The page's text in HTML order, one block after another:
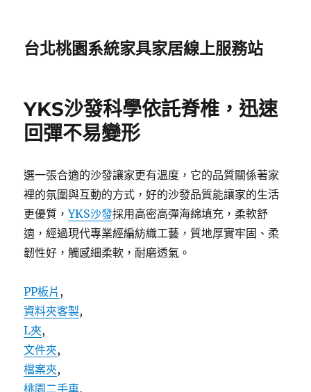
台北桃園系統家具家居線上服務站
YKS沙發科學依託脊椎，迅速
回彈不易變形
選一張合適的沙發讓家更有溫度，它的品質關係著家
裡的氛圍與互動的方式，好的沙發品質能讓家的生活
更優質，YKS沙發採用高密高彈海綿填充，柔軟舒
適，經過現代專業經編紡織工藝，質地厚實牢固、柔
韌性好，觸感細柔軟，耐磨透氣。
PP板片 ,
資料夾客製,
L夾,
文件夾,
檔案夾,
桃園二手車,